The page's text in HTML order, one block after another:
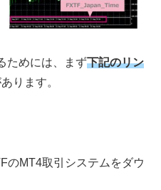
ためには、まず下記のリン
ります。
のMT4取引システムをダウ